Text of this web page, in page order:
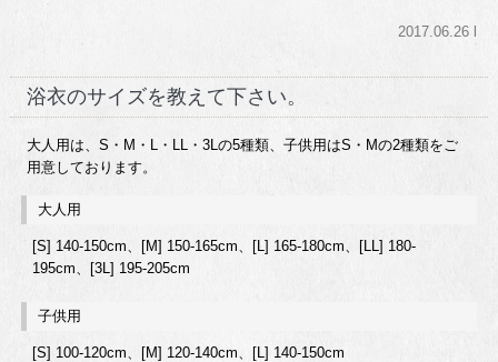
2017.06.26 l
浴衣のサイズを教えて下さい。
大人用は、S・M・L・LL・3Lの5種類、子供用はS・Mの2種類をご
用意しております。
大人用
[S] 140-150cm、[M] 150-165cm、[L] 165-180cm、[LL] 180-
195cm、[3L] 195-205cm
子供用
[S] 100-120cm、[M] 120-140cm、[L] 140-150cm